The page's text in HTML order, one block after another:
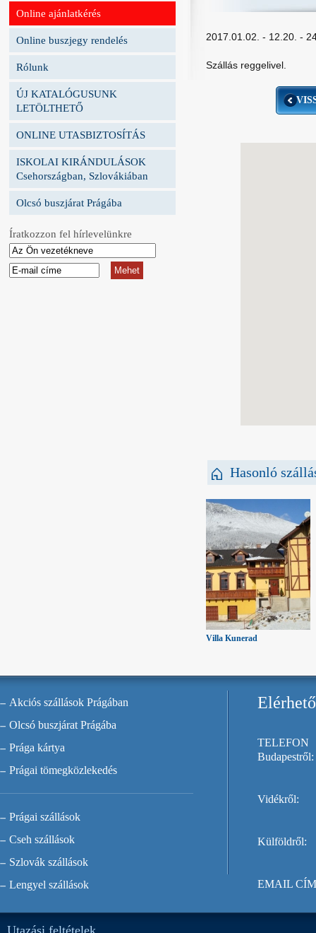
Online ajánlatkérés
Online buszjegy rendelés
Rólunk
ÚJ KATALÓGUSUNK
LETÖLTHETŐ
ONLINE UTASBIZTOSÍTÁS
ISKOLAI KIRÁNDULÁSOK
Csehországban, Szlovákiában
Olcsó buszjárat Prágába
Íratkozzon fel hírlevelünkre
2017.01.02. - 12.20. -
Szállás reggelivel.
Hasonló
Villa Kunerad
Akciós szállások Prágában
Olcsó buszjárat Prágába
Prága kártya
Prágai tömegközlekedés
Prágai szállások
Cseh szállások
Szlovák szállások
Lengyel szállások
TELEFON
Budapestről:
Vidékről:
Külföldről:
EMAIL
Utazási feltételek